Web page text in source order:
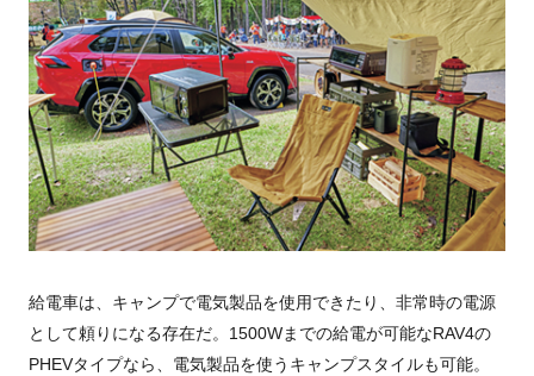
給電車は、キャンプで電気製品を使用できたり、非常時の電源
として頼りになる存在だ。1500Wまでの給電が可能なRAV4の
PHEVタイプなら、電気製品を使うキャンプスタイルも可能。